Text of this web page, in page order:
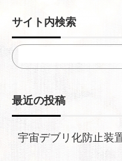
サイト内検索
最近の投稿
宇宙デブリ化防止装